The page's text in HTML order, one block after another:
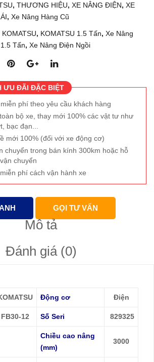
, THƯƠNG HIỆU, XE NÂNG ĐIỆN, XE
, Xe Nâng Hàng Cũ
KOMATSU, KOMATSU 1.5 Tấn, Xe Nâng
Tấn, Xe Nâng Điện Ngồi
ƯU ĐÃI ĐẶC BIỆT
phí theo yêu cầu khách hàng
bộ xe, thay mới 100% các vật tư như
bạc đạn...
mới 100% (đối với xe động cơ)
chuyển trong bán kính 300km hoặc hỗ
chuyển
phí cách vận hành xe
GỌI TƯ VẤN
Mô tả
Đánh giá (0)
Động cơ Điện
FB30-12 Số Seri 829325
Chiều cao nâng
(mm)
3000